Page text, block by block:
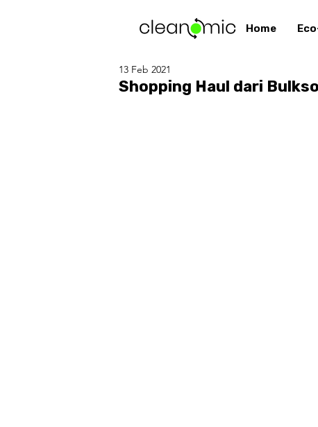
Home
Shopping Haul dari
13 Feb 2021